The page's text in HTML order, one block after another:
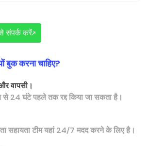
संपर्क करें
बुक करना चाहिए?
वापसी।
से 24 घंटे पहले तक रद्द किया जा सकता है।
सहायता टीम यहां 24/7 मदद करने के लिए है।